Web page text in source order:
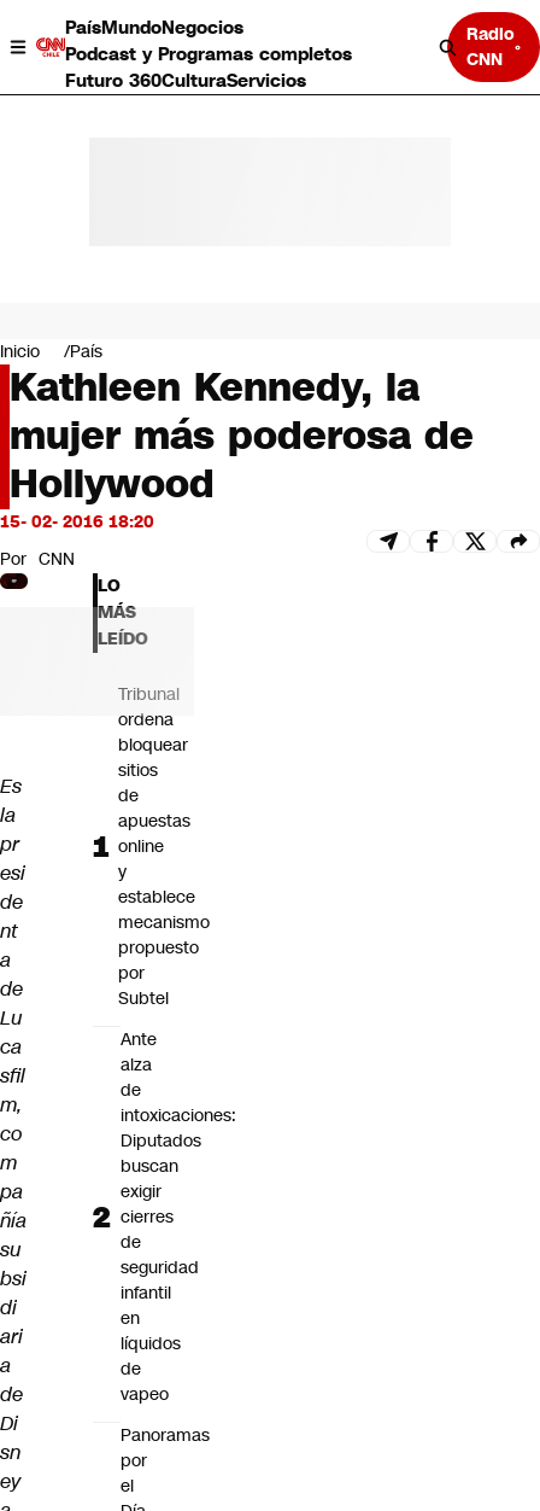
PaísMundoNegocios
Podcast y Programas completos
Futuro 360CulturaServicios
Radio
CNN
Negocios
Deportes
Programas completos
Cultura
Servicios
Bits
CNN Data
CNN tiempo
Futuro 360
Opinión
Inicio País
Kathleen Kennedy, la
mujer más poderosa de
Hollywood
15- 02- 2016 18:20
Por CNN
Es
la
pr
esi
de
nt
a
de
Lu
ca
sfil
m,
co
m
pa
ñía
su
bsi
di
ari
a
de
Di
sn
ey
LO
MÁS
LEÍDO
Tribunal
ordena
bloquear
sitios
de
apuestas
online
y
establece
mecanismo
propuesto
por
Subtel
Ante
alza
de
intoxicaciones:
Diputados
buscan
exigir
cierres
de
seguridad
infantil
en
líquidos
de
vapeo
Panoramas
por
el